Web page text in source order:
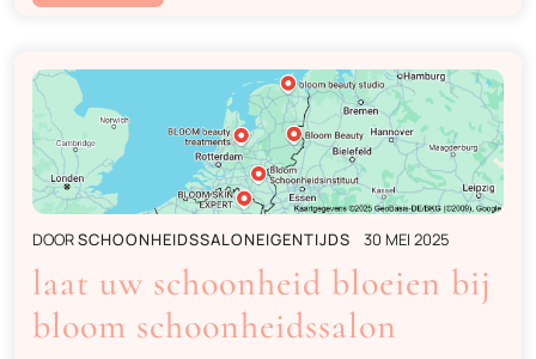
DOORSCHOONHEIDSSALONEIGENTIJDS 30 MEI 2025
laat uw schoonheid bloeien bij
bloom schoonheidssalon